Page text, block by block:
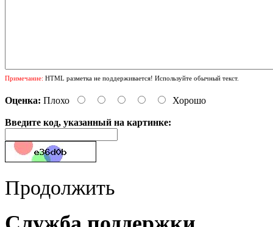
Примечание: HTML разметка не поддерживается! Используйте обычный текст.
Оценка: Плохо Хорошо
Введите код, указанный на картинке:
Продолжить